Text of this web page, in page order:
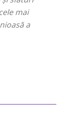
mai
a